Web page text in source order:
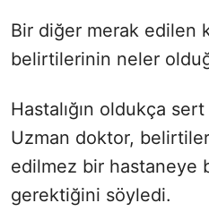
Bir diğer merak edilen
belirtilerinin neler
Hastalığın oldukça
Uzman doktor,
edilmez bir hastaneye
gerektiğini söyledi.